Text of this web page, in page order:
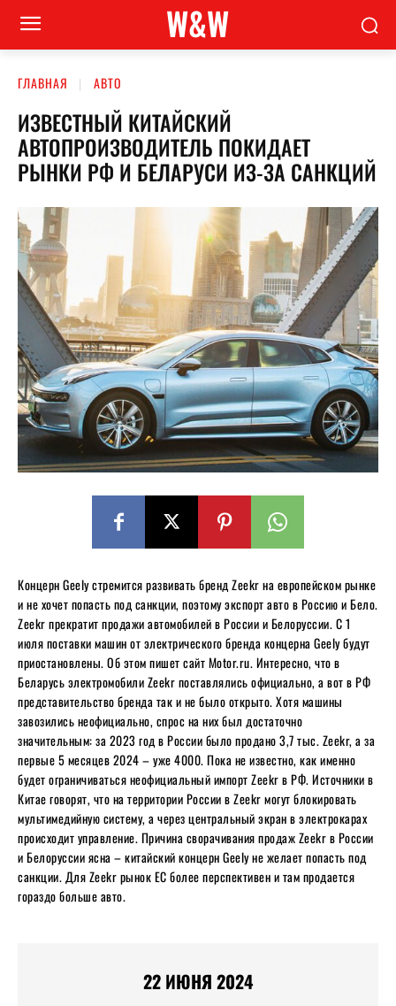
W&W
ГЛАВНАЯ АВТО
ИЗВЕСТНЫЙ КИТАЙСКИЙ
АВТОПРОИЗВОДИТЕЛЬ ПОКИДАЕТ
РЫНКИ РФ И БЕЛАРУСИ ИЗ-ЗА САНКЦИЙ
Концерн Geely стремится развивать бренд Zeekr на европейском рынке
и не хочет попасть под санкции, поэтому экспорт авто в Россию и Бело.
Zeekr прекратит продажи автомобилей в России и Белоруссии. С 1
июля поставки машин от электрического бренда концерна Geely будут
приостановлены. Об этом пишет сайт Motor.ru. Интересно, что в
Беларусь электромобили Zeekr поставлялись официально, а вот в РФ
представительство бренда так и не было открыто. Хотя машины
завозились неофициально, спрос на них был достаточно
значительным: за 2023 год в России было продано 3,7 тыс. Zeekr, а за
первые 5 месяцев 2024 – уже 4000. Пока не известно, как именно
будет ограничиваться неофициальный импорт Zeekr в РФ. Источники в
Китае говорят, что на территории России в Zeekr могут блокировать
мультимедийную систему, а через центральный экран в электрокарах
происходит управление. Причина сворачивания продаж Zeekr в России
и Белоруссии ясна – китайский концерн Geely не желает попасть под
санкции. Для Zeekr рынок ЕС более перспективен и там продается
гораздо больше авто.
22 ИЮНЯ 2024